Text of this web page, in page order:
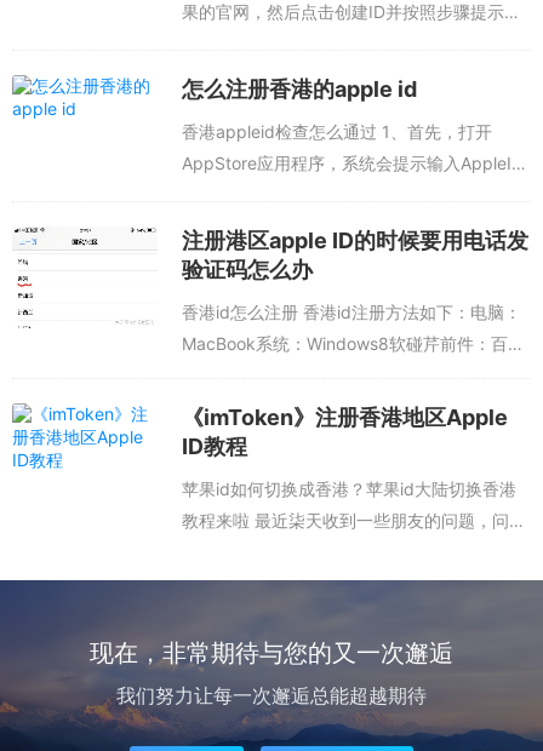
果的官网，然后点击创建ID并按照步骤提示完
注册成功了。具体的注册方法如下：1、在电脑
的百度上输入苹果，找到其官方网...
怎么注册香港的apple id
香港appleid检查怎么通过 1、首先，打开
AppStore应用程序，系统会提示输入AppleID
其次，弹出“审核信息”页面，行手在上面选择
“继续...
注册港区apple ID的时候要用电话发
验证码怎么办
香港id怎么注册 香港id注册方法如下：电脑：
MacBook系统：Windows8软碰芹前件：百度
1、在百度搜索框输入苹果并点击官网进入。
2、首尺在点击管理你的AppleID。3、点击创
建您的App...
《imToken》注册香港地区Apple
ID教程
苹果id如何切换成香港？苹果id大陆切换香港
教程来啦 最近柒天收到一些朋友的问题，问我
号地区切换问题的不解，我带着苹果id大陆切
现在，非常期待与您的又一次邂逅
我们努力让每一次邂逅总能超越期待